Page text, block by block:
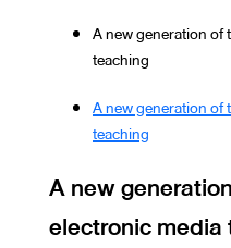
A new generation of
teaching
A new generation of
teaching
A new
electronic